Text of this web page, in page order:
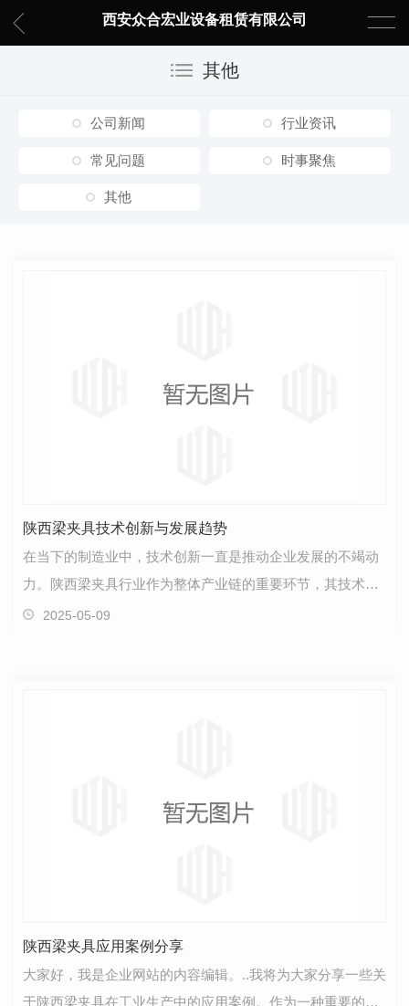
西安众合宏业设备租赁有限公司
其他
公司新闻 行业资讯
常见问题 时事聚焦
其他
陕西梁夹具技术创新与发展趋势
在当下的制造业中，技术创新一直是推动企业发展的不竭动
力。陕西梁夹具行业作为整体产业链的重要环节，其技术创
新和发展趋势备受关注。回顾过去，陕西梁夹具从.初…
2025-05-09
陕西梁夹具应用案例分享
大家好，我是企业网站的内容编辑。..我将为大家分享一些关
于陕西梁夹具在工业生产中的应用案例。作为一种重要的装